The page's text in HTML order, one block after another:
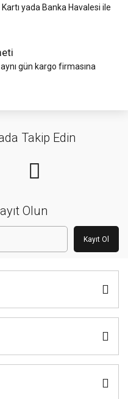
yada Banka Havalesi ile
gün kargo firmasına
Takip Edin
Olun
Kayıt Ol